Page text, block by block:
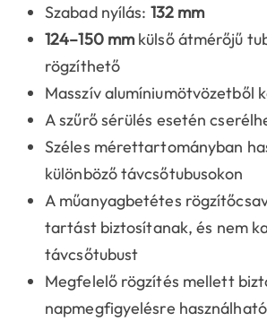
Szabad nyílás: 132 mm
124–150 mmkülső átmérőjű
rögzíthető
Masszív alumíniumötvözetből
A szűrő sérülés esetén
Széles mérettartományban
különböző távcsőtubusokon
A műanyagbetétes
tartást biztosítanak, és nem
távcsőtubust
Megfelelő rögzítés mellett
napmegfigyelésre használható